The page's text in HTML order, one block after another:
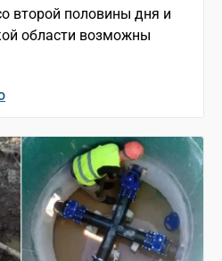
второй половины дня и
области возможны